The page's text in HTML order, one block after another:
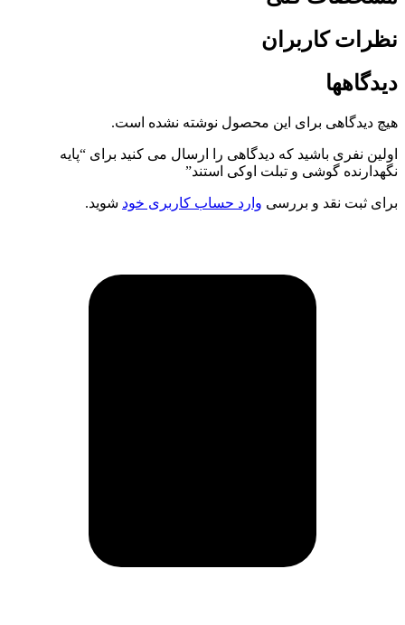
نظرات کاربران
دیدگاهها
هیچ دیدگاهی برای این محصول نوشته نشده است.
اولین نفری باشید که دیدگاهی را ارسال می کنید برای “پایه
نگهدارنده گوشی و تبلت اوکی استند”
برای ثبت نقد و بررسی وارد حساب کاربری خود شوید.